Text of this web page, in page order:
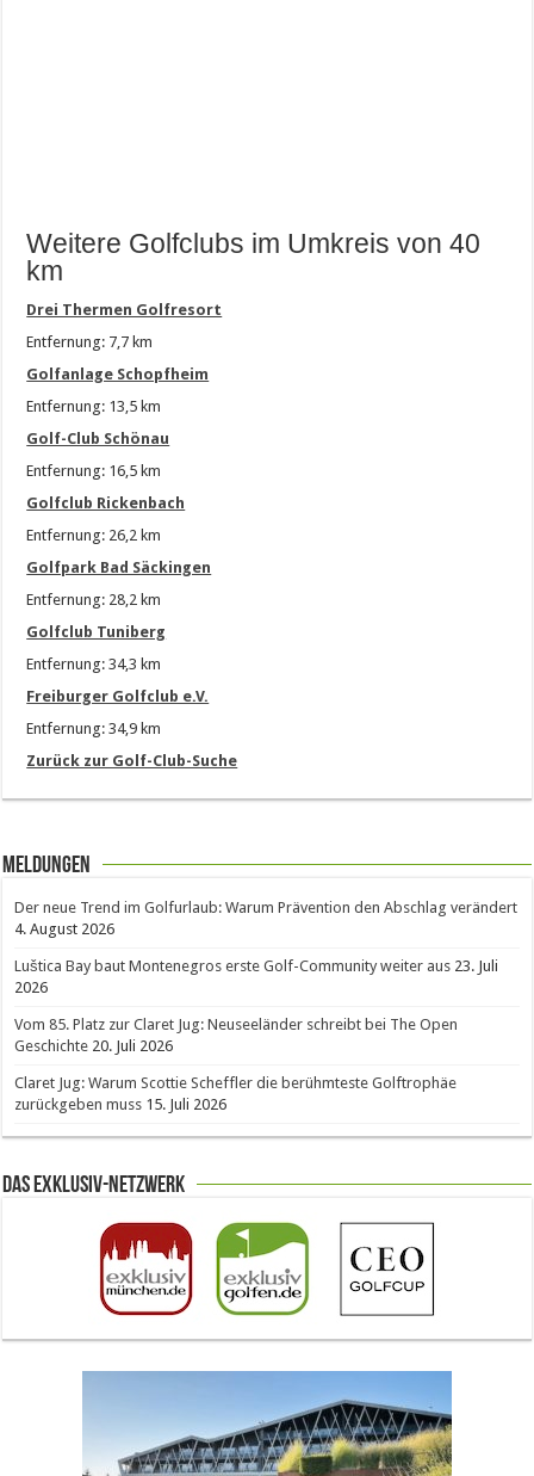
Weitere Golfclubs im Umkreis von 40
km
Drei Thermen Golfresort
Entfernung: 7,7 km
Golfanlage Schopfheim
Entfernung: 13,5 km
Golf-Club Schönau
Entfernung: 16,5 km
Golfclub Rickenbach
Entfernung: 26,2 km
Golfpark Bad Säckingen
Entfernung: 28,2 km
Golfclub Tuniberg
Entfernung: 34,3 km
Freiburger Golfclub e.V.
Entfernung: 34,9 km
Zurück zur Golf-Club-Suche
Meldungen
Der neue Trend im Golfurlaub: Warum Prävention den Abschlag verändert
4. August 2026
Luštica Bay baut Montenegros erste Golf-Community weiter aus 23. Juli
2026
Vom 85. Platz zur Claret Jug: Neuseeländer schreibt bei The Open
Geschichte 20. Juli 2026
Claret Jug: Warum Scottie Scheffler die berühmteste Golftrophäe
zurückgeben muss 15. Juli 2026
Das Exklusiv-Netzwerk